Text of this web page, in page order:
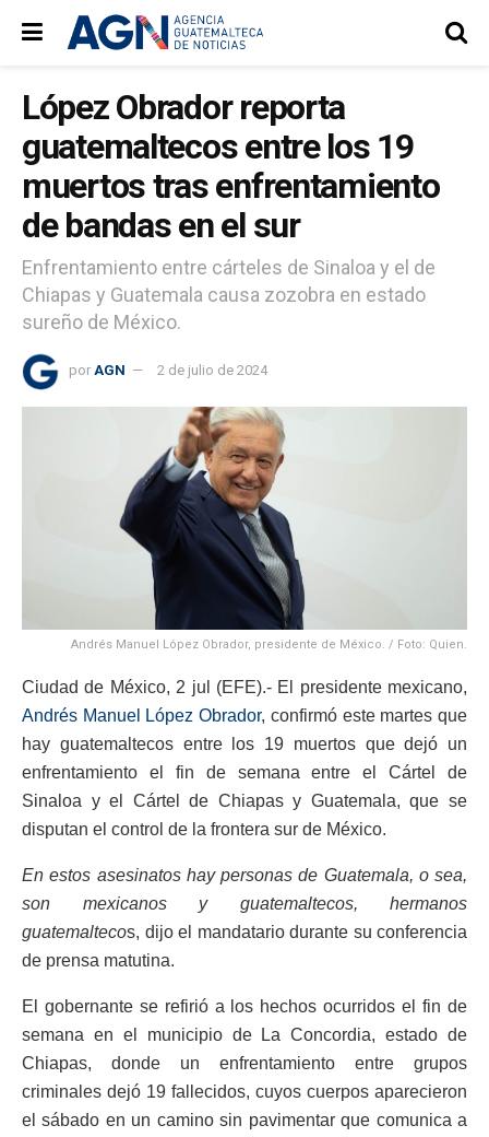
López Obrador reporta
guatemaltecos entre los 19
muertos tras enfrentamiento
de bandas en el sur
Enfrentamiento entre cárteles de Sinaloa y el de
Chiapas y Guatemala causa zozobra en estado
sureño de México.
por AGN 2 de julio de 2024
Andrés Manuel López Obrador, presidente de México. / Foto: Quien.
Ciudad de México, 2 jul (EFE).- El presidente mexicano,
Andrés Manuel López Obrador, confirmó este martes que
hay guatemaltecos entre los 19 muertos que dejó un
enfrentamiento el fin de semana entre el Cártel de
Sinaloa y el Cártel de Chiapas y Guatemala, que se
disputan el control de la frontera sur de México.
En estos asesinatos hay personas de Guatemala, o sea,
son mexicanos y guatemaltecos, hermanos
guatemaltecos, dijo el mandatario durante su conferencia
de prensa matutina.
El gobernante se refirió a los hechos ocurridos el fin de
semana en el municipio de La Concordia, estado de
Chiapas, donde un enfrentamiento entre grupos
criminales dejó 19 fallecidos, cuyos cuerpos aparecieron
el sábado en un camino sin pavimentar que comunica a